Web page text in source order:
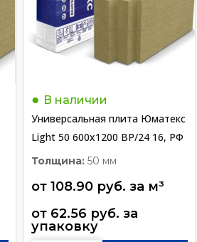
В наличии
Универсальная плита Юматекс
Light 50 600х1200 BP/24 16, РФ
Толщина:50 мм
от 108.90 руб. за м³
от 62.56 руб.
упаковку